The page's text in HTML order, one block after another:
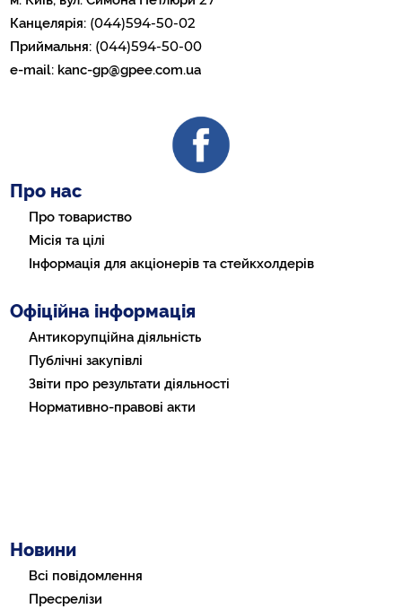
Канцелярія: (044)594-50-02
Приймальня: (044)594-50-00
e-mail: kanc-gp@gpee.com.ua
Про нас
Про товариство
Місія та цілі
Інформація для акціонерів та стейкхолдерів
Офіційна інформація
Антикорупційна діяльність
Публічні закупівлі
Звіти про результати діяльності
Нормативно-правові акти
Новини
Всі повідомлення
Пресрелізи